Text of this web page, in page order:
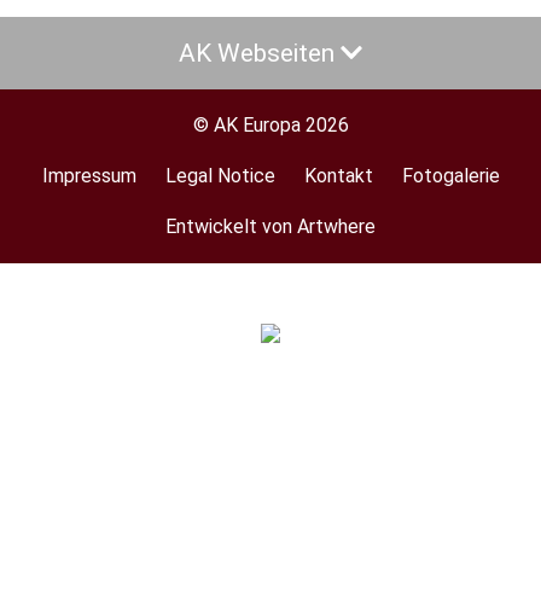
AK Webseiten
© AK Europa 2026
Footer
Impressum Legal Notice Kontakt Fotogalerie
Entwickelt von Artwhere